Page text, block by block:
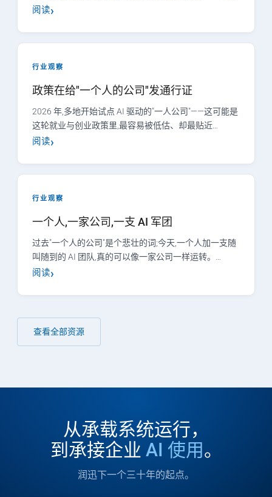
阅读
行业观察
政策在给"一个人的公司"发通行证
2026 年,多地开始试点 AI 驱动的"一人公司"——这可能是
这轮就业与创业政策里,最容易被低估、却最贴近…
阅读
行业观察
一个人,一家公司,一支 AI 军团
过去"一个人的公司"是个悲壮的词;今天,一个人加一支随
叫随到的 AI 团队,真的可以像一家公司一样运转。…
阅读
查看全部资源
从承载系统运行，
到承接企业 AI 使用。
润迅下一个三十年的起点。